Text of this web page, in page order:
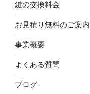
鍵の交換料金
お見積り無料のご案内
事業概要
よくある質問
ブログ